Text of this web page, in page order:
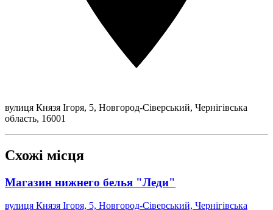
вулиця Князя Ігоря, 5, Новгород-Сіверський, Чернігівська
область, 16001
Схожі місця
Магазин нижнего белья "Леди"
вулиця Князя Ігоря, 5, Новгород-Сіверський, Чернігівська